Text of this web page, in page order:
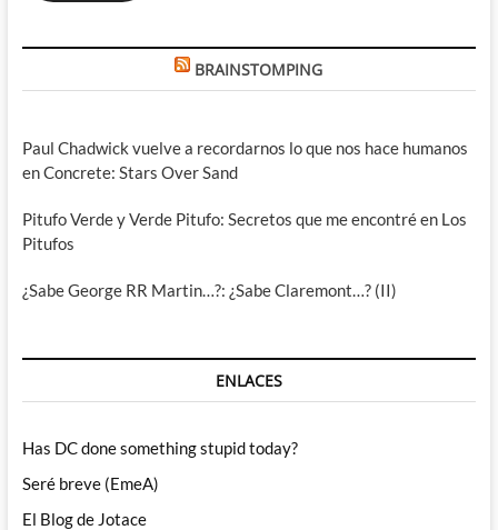
BRAINSTOMPING
Paul Chadwick vuelve a recordarnos lo que nos hace humanos
en Concrete: Stars Over Sand
Pitufo Verde y Verde Pitufo: Secretos que me encontré en Los
Pitufos
¿Sabe George RR Martin…?: ¿Sabe Claremont…? (II)
ENLACES
Has DC done something stupid today?
Seré breve (EmeA)
El Blog de Jotace